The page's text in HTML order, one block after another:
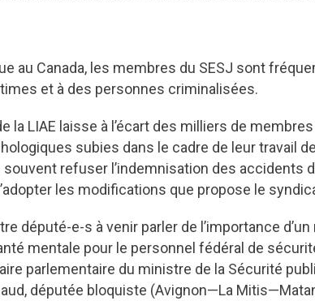
au Canada, les membres du SESJ sont
et à des personnes criminalisées.
la LIAE laisse à l’écart des milliers de
subies dans le cadre de leur travail
refuser l’indemnisation des accidents
les modifications que propose le
député-e-s à venir parler de l’importance
mentale pour le personnel fédéral de
parlementaire du ministre de la Sécurité
députée bloquiste (Avignon—La